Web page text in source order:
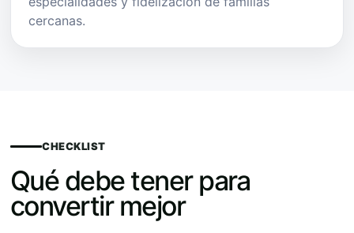
cercanas.
CHECKLIST
Qué debe tener para
convertir mejor